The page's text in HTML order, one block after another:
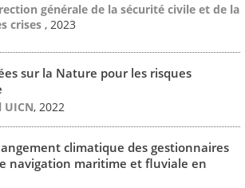
générale de la sécurité civile et de la
crises , 2023
sur la Nature pour les risques
UICN, 2022
climatique des gestionnaires
navigation maritime et fluviale en